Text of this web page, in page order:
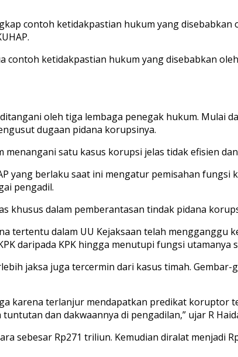
contoh ketidakpastian hukum yang
contoh ketidakpastian hukum yang disebabkan
oleh tiga lembaga penegak hukum. Mulai
dugaan pidana korupsinya.
menangani satu kasus korupsi jelas tidak efisien
yang berlaku saat ini mengatur pemisahan fungsi
pengadil.
khusus dalam pemberantasan tindak pidana
tertentu dalam UU Kejaksaan telah
daripada KPK hingga menutupi fungsi utamanya
jaksa juga tercermin dari kasus timah.
karena terlanjur mendapatkan predikat
dan dakwaannya di pengadilan,” ujar R
sebesar Rp271 triliun. Kemudian diralat menjadi